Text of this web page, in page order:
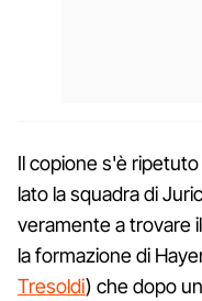
Il copione s'è
lato la squadra di
veramente a trovare
la formazione di
Tresoldi) che dopo